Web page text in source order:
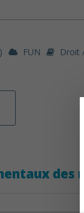
FUN Droit
des